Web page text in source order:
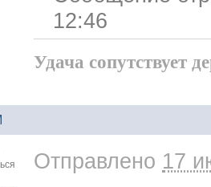
12:46
Удача сопутствует
Отправлено 17